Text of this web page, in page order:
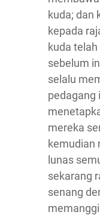
kuda; dan
kepada
kuda
sebelum
selalu
pedagang
mereka
kemudian
lunas
sekarang
senang